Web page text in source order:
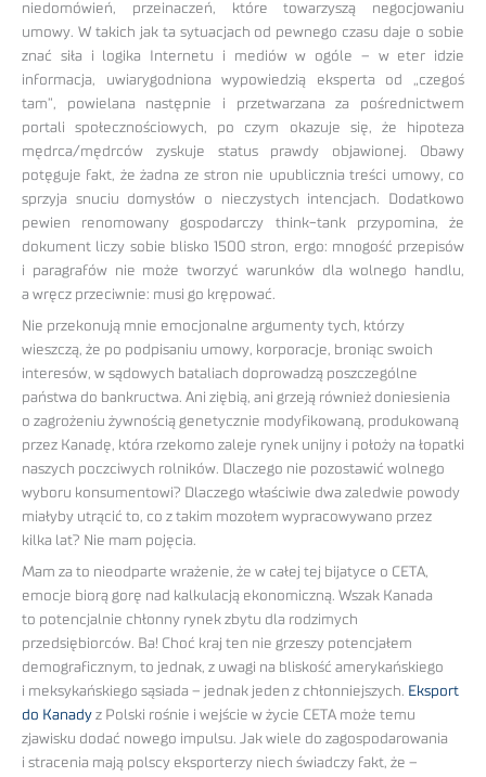
niedomówień, przeinaczeń, które towarzyszą negocjowaniu
umowy. W takich jak ta sytuacjach od pewnego czasu daje o sobie
znać siła i logika Internetu i mediów w ogóle – w eter idzie
informacja, uwiarygodniona wypowiedzią eksperta od „czegoś
tam”, powielana następnie i przetwarzana za pośrednictwem
portali społecznościowych, po czym okazuje się, że hipoteza
mędrca/mędrców zyskuje status prawdy objawionej. Obawy
potęguje fakt, że żadna ze stron nie upublicznia treści umowy, co
sprzyja snuciu domysłów o nieczystych intencjach. Dodatkowo
pewien renomowany gospodarczy think-tank przypomina, że
dokument liczy sobie blisko 1500 stron, ergo: mnogość przepisów
i paragrafów nie może tworzyć warunków dla wolnego handlu,
a wręcz przeciwnie: musi go krępować.
Nie przekonują mnie emocjonalne argumenty tych, którzy
wieszczą, że po podpisaniu umowy, korporacje, broniąc swoich
interesów, w sądowych bataliach doprowadzą poszczególne
państwa do bankructwa. Ani ziębią, ani grzeją również doniesienia
o zagrożeniu żywnością genetycznie modyfikowaną, produkowaną
przez Kanadę, która rzekomo zaleje rynek unijny i położy na łopatki
naszych poczciwych rolników. Dlaczego nie pozostawić wolnego
wyboru konsumentowi? Dlaczego właściwie dwa zaledwie powody
miałyby utrącić to, co z takim mozołem wypracowywano przez
kilka lat? Nie mam pojęcia.
Mam za to nieodparte wrażenie, że w całej tej bijatyce o CETA,
emocje biorą gorę nad kalkulacją ekonomiczną. Wszak Kanada
to potencjalnie chłonny rynek zbytu dla rodzimych
przedsiębiorców. Ba! Choć kraj ten nie grzeszy potencjałem
demograficznym, to jednak, z uwagi na bliskość amerykańskiego
i meksykańskiego sąsiada – jednak jeden z chłonniejszych. Eksport
do Kanady z Polski rośnie i wejście w życie CETA może temu
zjawisku dodać nowego impulsu. Jak wiele do zagospodarowania
i stracenia mają polscy eksporterzy niech świadczy fakt, że –